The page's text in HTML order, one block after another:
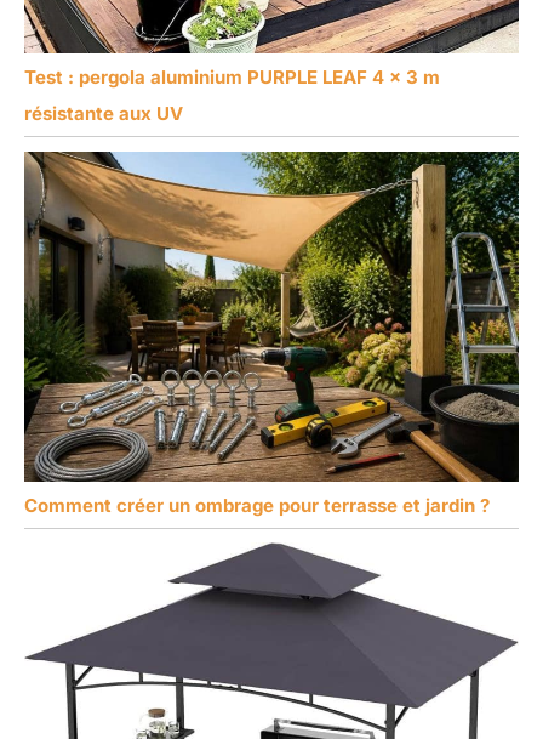
Test : pergola aluminium PURPLE LEAF 4 x 3 m
résistante aux UV
Comment créer un ombrage pour terrasse et jardin ?